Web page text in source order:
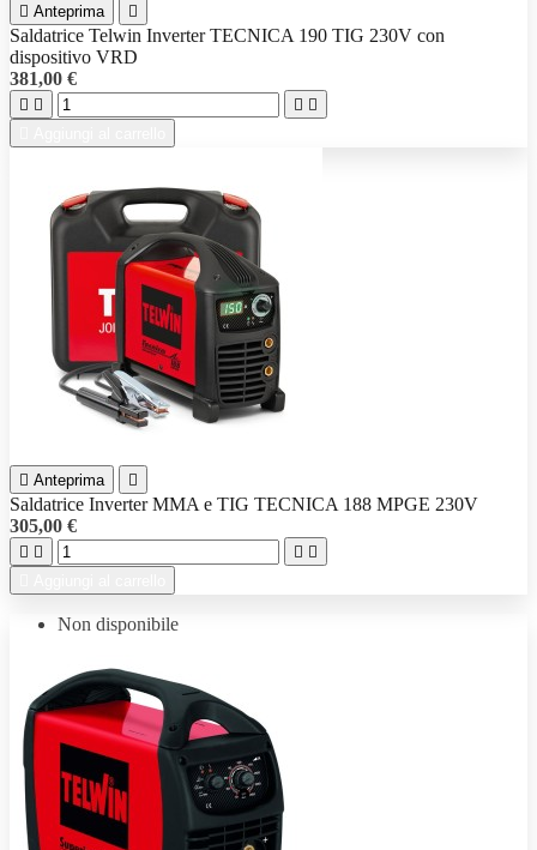
 Anteprima 
Saldatrice Telwin Inverter TECNICA 190 TIG 230V con
dispositivo VRD
381,00 €
   
 Anteprima 
Saldatrice Inverter MMA e TIG TECNICA 188 MPGE 230V
305,00 €
   
Non disponibile